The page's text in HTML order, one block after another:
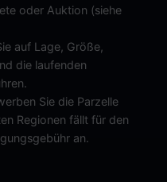
oder Auktion (siehe
auf Lage, Größe,
die laufenden
Sie die Parzelle
Regionen fällt für den
an.